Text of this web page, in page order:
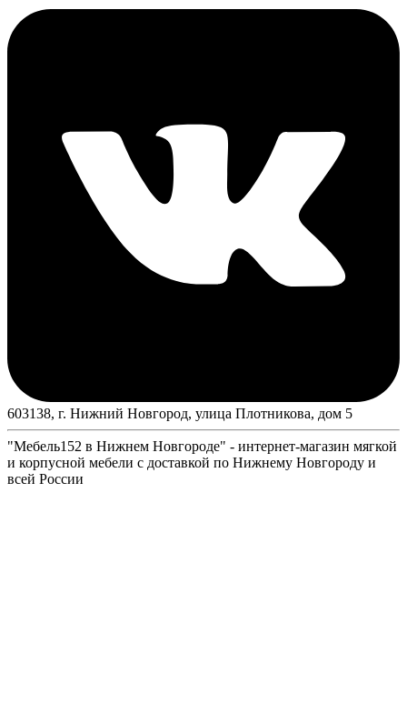
603138, г. Нижний Новгород, улица Плотникова, дом 5
"Мебель152 в Нижнем Новгороде" - интернет-магазин мягкой
и корпусной мебели с доставкой по Нижнему Новгороду и
всей России